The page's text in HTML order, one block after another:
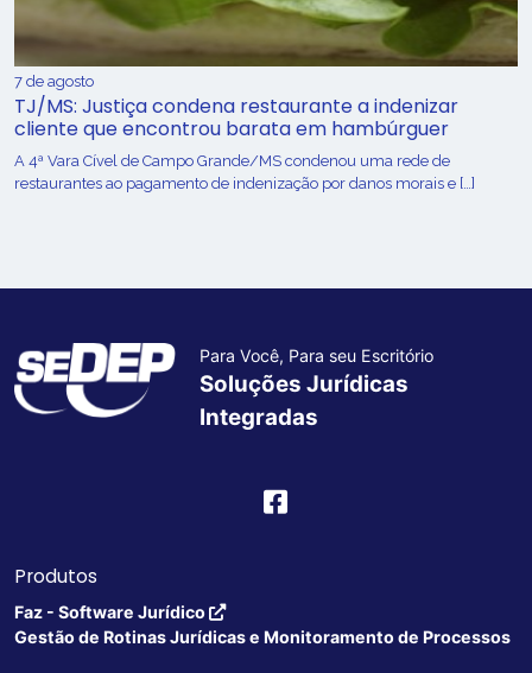
7 de agosto
TJ/MS: Justiça condena restaurante a indenizar
cliente que encontrou barata em hambúrguer
A 4ª Vara Cível de Campo Grande/MS condenou uma rede de
restaurantes ao pagamento de indenização por danos morais e […]
Para Você, Para seu Escritório
Soluções Jurídicas
Integradas
Produtos
Faz - Software Jurídico
Gestão de Rotinas Jurídicas e Monitoramento de Processos